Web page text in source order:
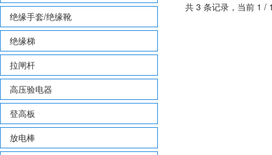
绝缘手套/绝缘靴
绝缘梯
拉闸杆
高压验电器
登高板
放电棒
共 3 条记录，当前 1